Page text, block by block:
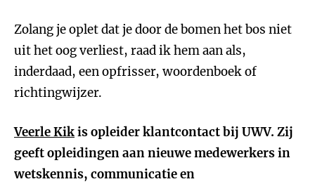
Zolang je oplet dat je door de bomen het bos niet
uit het oog verliest, raad ik hem aan als,
inderdaad, een opfrisser, woordenboek of
richtingwijzer.
Veerle Kikis opleider klantcontact bij UWV. Zij
geeft opleidingen aan nieuwe medewerkers in
wetskennis, communicatie en